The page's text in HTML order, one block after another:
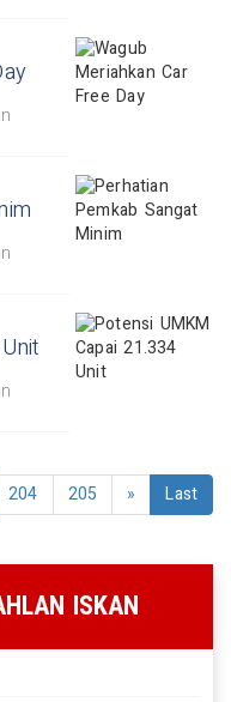
204 205 » Last
ISKAN